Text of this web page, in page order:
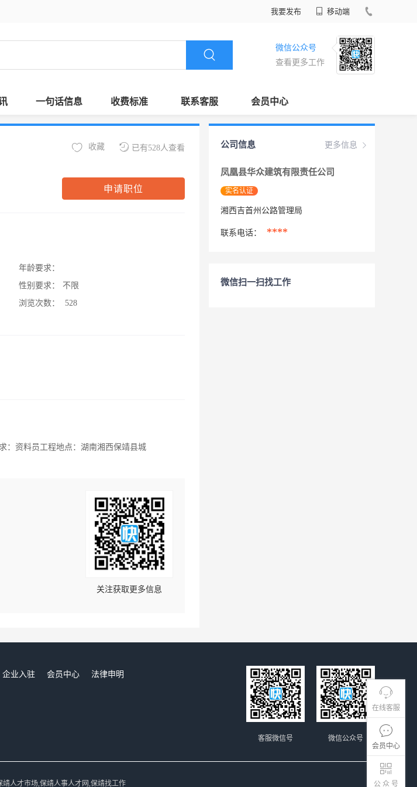
我要发布 移动端
微信公众号
查看更多工作
一句话信息 收费标准 联系客服 会员中心
在线客服
会员中心
公 众 号
已有528人查看
收藏
申请职位
年龄要求：
性别要求：
不限
浏览次数：
528
：资料员工程地点：湖南湘西保靖县城
关注获取更多信息
更多信息
公司信息
凤凰县华众建筑有限责任公司
实名认证
湘西吉首州公路管理局
联系电话： ****
微信扫一扫找工作
企业入驻 会员中心
法律申明
微信公众号
客服微信号
人才市场,保靖人事人才网,保靖找工作